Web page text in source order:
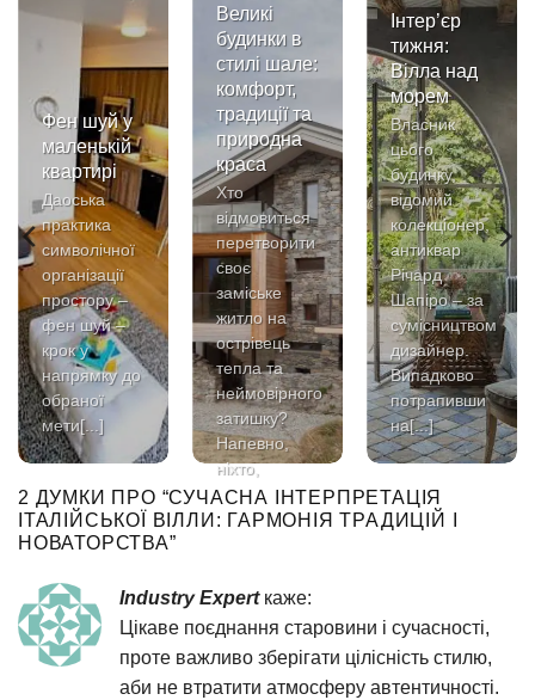
Фен шуй у
маленькій
квартирі
Даоська
практика
символічної
організації
простору –
фен шуй –
крок у
напрямку до
обраної
мети[...]
Великі
будинки в
стилі шале:
комфорт,
традиції та
природна
краса
Хто
відмовиться
перетворити
своє
заміське
житло на
острівець
тепла та
неймовірного
затишку?
Напевно,
ніхто,
адже[...]
Інтер’єр
тижня:
Вілла над
морем
Власник
цього
будинку,
відомий
колекціонер,
антиквар
Річард
Шапіро – за
сумісництвом
дизайнер.
Випадково
потрапивши
на[...]
2 ДУМКИ ПРО “СУЧАСНА ІНТЕРПРЕТАЦІЯ
ІТАЛІЙСЬКОЇ ВІЛЛИ: ГАРМОНІЯ ТРАДИЦІЙ І
НОВАТОРСТВА”
Industry Expert каже:
Цікаве поєднання старовини і сучасності,
проте важливо зберігати цілісність стилю,
аби не втратити атмосферу автентичності.